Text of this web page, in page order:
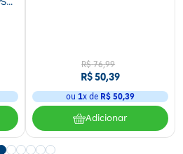
do protetor no rosto limpo, 15 a
solar. Reaplique a cada 2 horas ou
água, suor intenso ou após se secar
para máxima proteção e
R$ 76,99
R$50,39
ou 1x de R$ 50,39
Adicionar